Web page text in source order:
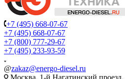
+7 (495) 668-07-67
+7 (495) 668-07-67
+7 (800) 777-29-67
+7 (495) 233-93-59
@zakaz@energo-diesel.ru
Москва, 1-й Нагатинский проезд,